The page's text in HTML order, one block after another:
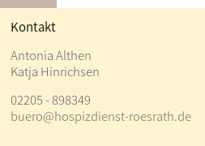
Kontakt
Antonia Althen
Katja Hinrichsen
02205 - 898349
buero@hospizdienst-roesrath.de
Antonia Althen
Katja Hinrichsen
≡